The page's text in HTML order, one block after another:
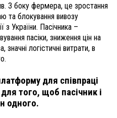
З боку фермера, це зростання
та блокування вивозу
з України. Пасічника –
пасіки, зниження цін на
логістичні витрати, в
для співпраці
того, щоб пасічник і
одного.